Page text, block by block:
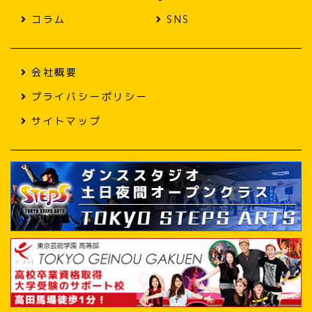
コラム
SNS
会社概要
プライバシーポリシー
サイトマップ